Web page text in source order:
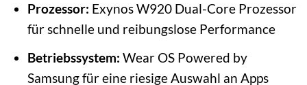
Prozessor: Exynos W920 Dual-Core Prozessor
für schnelle und reibungslose Performance
Betriebssystem: Wear OS Powered by
Samsung für eine riesige Auswahl an Apps